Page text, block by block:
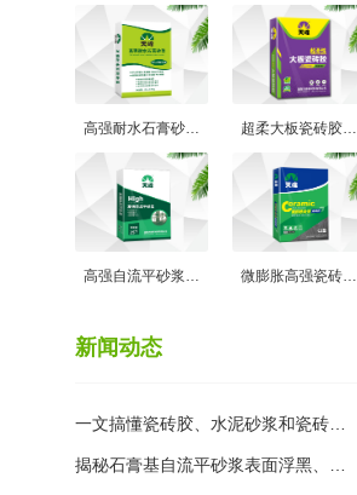
高强耐水石膏砂… 超柔大板瓷砖胶…
高强自流平砂浆… 微膨胀高强瓷砖…
新闻动态
一文搞懂瓷砖胶、水泥砂浆和瓷砖…
揭秘石膏基自流平砂浆表面浮黑、…